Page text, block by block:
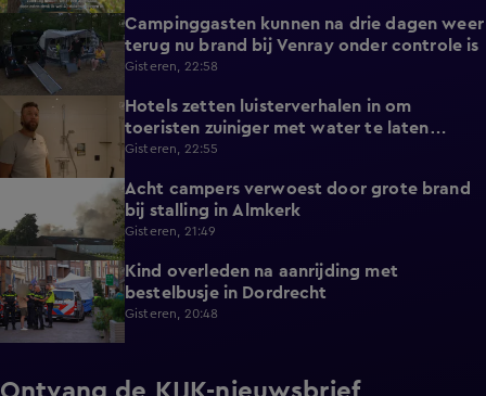
2:25
Campinggasten kunnen na drie dagen weer
terug nu brand bij Venray onder controle is
Gisteren, 22:58
2:15
Hotels zetten luisterverhalen in om
toeristen zuiniger met water te laten
omgaan
Gisteren, 22:55
Acht campers verwoest door grote brand
bij stalling in Almkerk
Gisteren, 21:49
0:37
Kind overleden na aanrijding met
bestelbusje in Dordrecht
Gisteren, 20:48